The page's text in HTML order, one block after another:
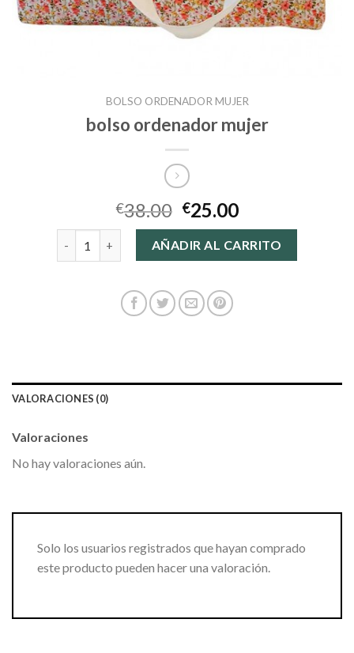
BOLSO ORDENADOR MUJER
bolso ordenador mujer
€38.00 €25.00
bolso ordenador mujer cantidad
AÑADIR AL CARRITO
VALORACIONES (0)
Valoraciones
No hay valoraciones aún.
Solo los usuarios registrados que hayan comprado
este producto pueden hacer una valoración.